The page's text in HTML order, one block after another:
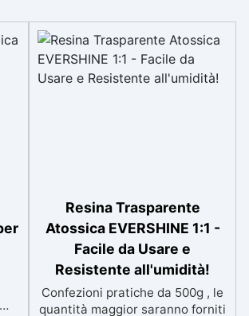
Resina Trasparente
Atossica EVERSHINE 1:1 -
Facile da Usare e
Resistente all'umidità!
Confezioni pratiche da 500g , le
quantità maggior saranno forniti